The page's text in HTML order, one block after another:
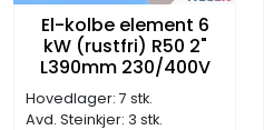
El-kolbe element 6
kW (rustfri) R50 2"
L390mm 230/400V
Hovedlager: 7 stk.
Avd. Steinkjer: 3 stk.